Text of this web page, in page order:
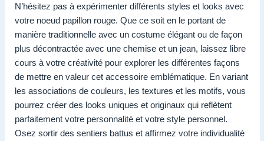
N’hésitez pas à expérimenter différents styles et looks avec
votre noeud papillon rouge. Que ce soit en le portant de
manière traditionnelle avec un costume élégant ou de façon
plus décontractée avec une chemise et un jean, laissez libre
cours à votre créativité pour explorer les différentes façons
de mettre en valeur cet accessoire emblématique. En variant
les associations de couleurs, les textures et les motifs, vous
pourrez créer des looks uniques et originaux qui reflètent
parfaitement votre personnalité et votre style personnel.
Osez sortir des sentiers battus et affirmez votre individualité